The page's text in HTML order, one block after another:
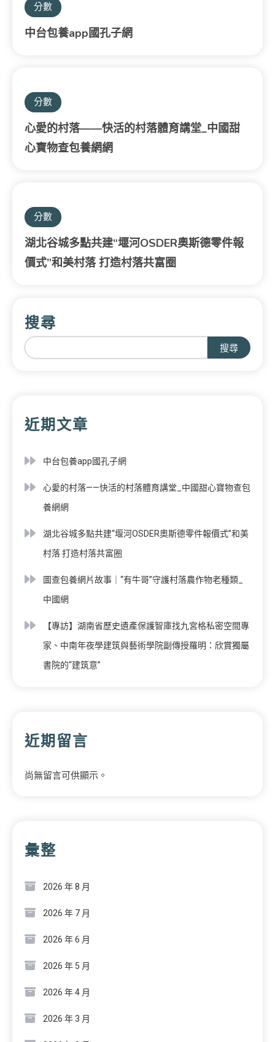
分數
中台包養app國孔子網
分數
心愛的村落——快活的村落體育講堂_中國甜
心寶物查包養網網
分數
湖北谷城多點共建“堰河OSDER奧斯德零件報
價式”和美村落 打造村落共富圈
搜尋
搜尋
近期文章
中台包養app國孔子網
心愛的村落——快活的村落體育講堂_中國甜心寶物查包
養網網
湖北谷城多點共建“堰河OSDER奧斯德零件報價式”和美
村落 打造村落共富圈
圖查包養網片故事｜“有牛哥”守護村落農作物老種類_
中國網
【專訪】湖南省歷史遺產保護智庫找九宮格私密空間專
家、中南年夜學建筑與藝術學院副傳授羅明：欣賞獨屬
書院的“建筑意”
近期留言
尚無留言可供顯示。
彙整
2026 年 8 月
2026 年 7 月
2026 年 6 月
2026 年 5 月
2026 年 4 月
2026 年 3 月